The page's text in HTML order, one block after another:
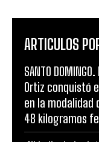
ARTICULOS
SANTO
Ortiz conquistó
en la modalidad
48 kilogramos